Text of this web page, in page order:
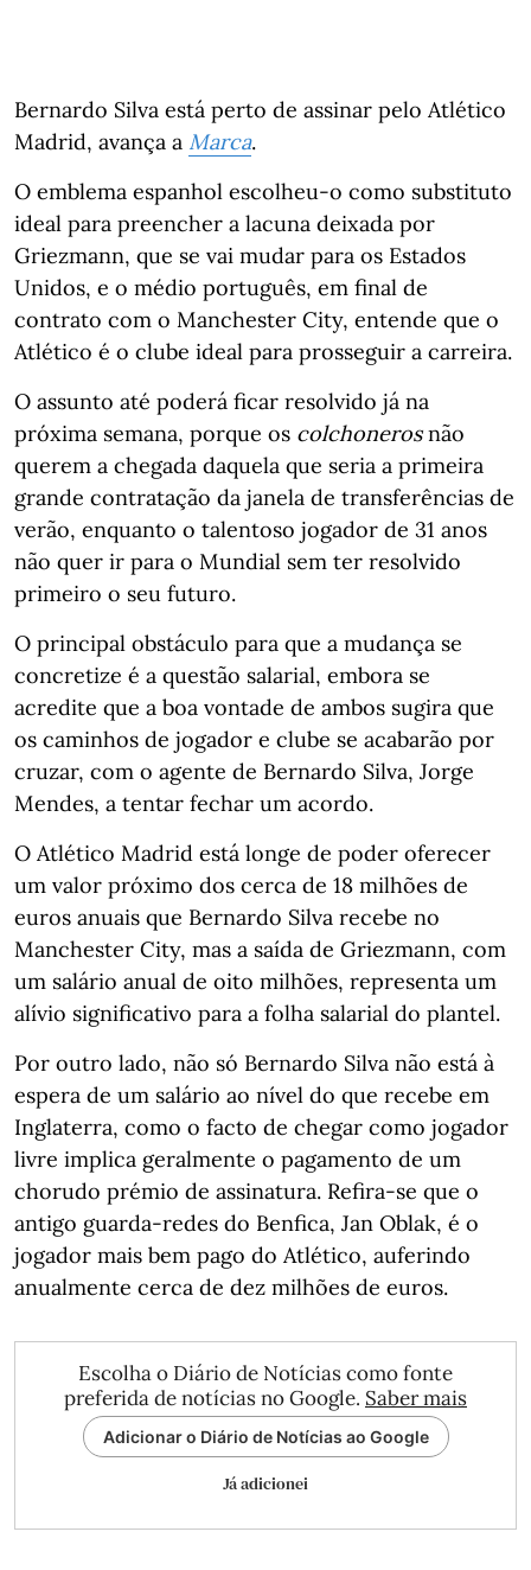
Bernardo Silva está perto de assinar pelo Atlético
Madrid, avança a Marca.
O emblema espanhol escolheu-o como substituto
ideal para preencher a lacuna deixada por
Griezmann, que se vai mudar para os Estados
Unidos, e o médio português, em final de
contrato com o Manchester City, entende que o
Atlético é o clube ideal para prosseguir a carreira.
O assunto até poderá ficar resolvido já na
próxima semana, porque os colchonerosnão
querem a chegada daquela que seria a primeira
grande contratação da janela de transferências de
verão, enquanto o talentoso jogador de 31 anos
não quer ir para o Mundial sem ter resolvido
primeiro o seu futuro.
O principal obstáculo para que a mudança se
concretize é a questão salarial, embora se
acredite que a boa vontade de ambos sugira que
os caminhos de jogador e clube se acabarão por
cruzar, com o agente de Bernardo Silva, Jorge
Mendes, a tentar fechar um acordo.
O Atlético Madrid está longe de poder oferecer
um valor próximo dos cerca de 18 milhões de
euros anuais que Bernardo Silva recebe no
Manchester City, mas a saída de Griezmann, com
um salário anual de oito milhões, representa um
alívio significativo para a folha salarial do plantel.
Por outro lado, não só Bernardo Silva não está à
espera de um salário ao nível do que recebe em
Inglaterra, como o facto de chegar como jogador
livre implica geralmente o pagamento de um
chorudo prémio de assinatura. Refira-se que o
antigo guarda-redes do Benfica, Jan Oblak, é o
jogador mais bem pago do Atlético, auferindo
anualmente cerca de dez milhões de euros.
Escolha o Diário de Notícias como fonte
preferida de notícias no Google. Saber mais
Adicionar o Diário de Notícias ao Google
Já adicionei